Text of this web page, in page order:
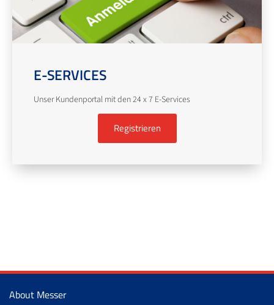
E-SERVICES
Unser Kundenportal mit den 24 x 7 E-Services
Registrieren
About Messer